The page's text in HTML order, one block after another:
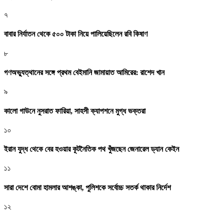
৭
বাবার নির্যাতন থেকে ৫০০ টাকা নিয়ে পালিয়েছিলেন রবি কিষাণ
৮
গণঅভ্যুত্থানের সঙ্গে প্রথম বেইমানি জামায়াত আমিরের: রাশেদ খান
৯
কালো গাউনে নুসরাত ফারিয়া, সাহসী ক্যাপশনে মুগ্ধ ভক্তরা
১০
ইরান যুদ্ধ থেকে বের হওয়ার কূটনৈতিক পথ খুঁজছেন জেনারেল ড্যান কেইন
১১
সারা দেশে বোমা হামলার আশঙ্কা, পুলিশকে সর্বোচ্চ সতর্ক থাকার নির্দেশ
১২